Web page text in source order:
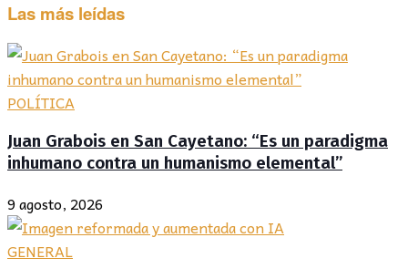
Las más leídas
POLÍTICA
Juan Grabois en San Cayetano: “Es un paradigma
inhumano contra un humanismo elemental”
9 agosto, 2026
GENERAL